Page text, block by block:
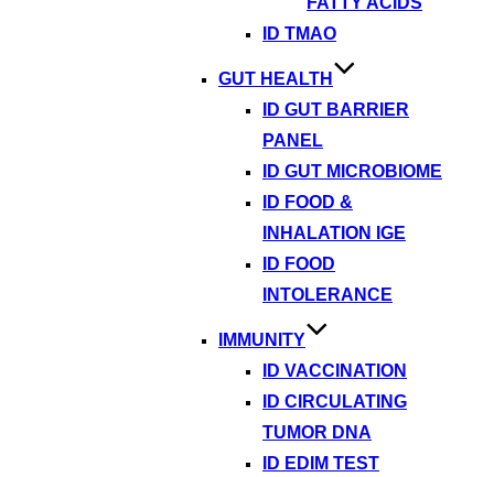
ID TMAO
GUT HEALTH
ID GUT BARRIER
PANEL
ID GUT MICROBIOME
ID FOOD &
INHALATION IGE
ID FOOD
INTOLERANCE
IMMUNITY
ID VACCINATION
ID CIRCULATING
TUMOR DNA
ID EDIM TEST